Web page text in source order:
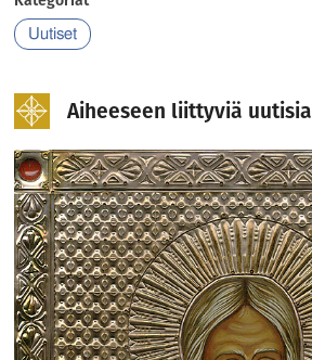
Uutiset
Aiheeseen liittyviä uutisia